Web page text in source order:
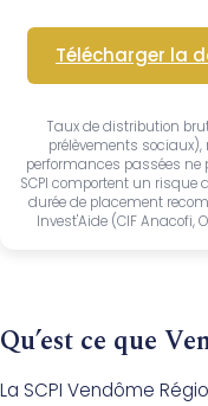
Télécharger la
Taux de distribution
prélèvements
performances passées ne
SCPI comportent un risque
durée de placement
Invest'Aide (CIF Anacofi,
Qu’est ce que
La SCPI Vendôme